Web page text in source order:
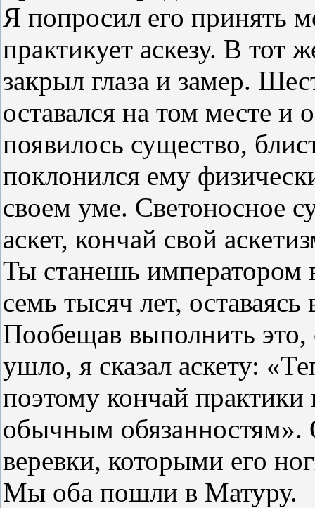
Я попросил его принять
практикует аскезу. В тот
закрыл глаза и замер.
оставался на том месте
появилось существо,
поклонился ему
своем уме. Светоносное
аскет, кончай свой
Ты станешь императором
семь тысяч лет,
Пообещав выполнить
ушло, я сказал аскету:
поэтому кончай
обычным обязанностям».
веревки, которыми его
Мы оба пошли в Матуру.